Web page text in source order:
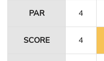
PAR 4
SCORE 4